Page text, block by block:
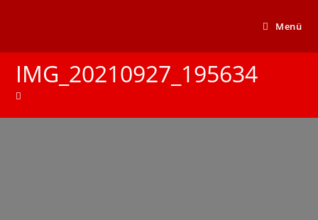
Menü
IMG_20210927_195634